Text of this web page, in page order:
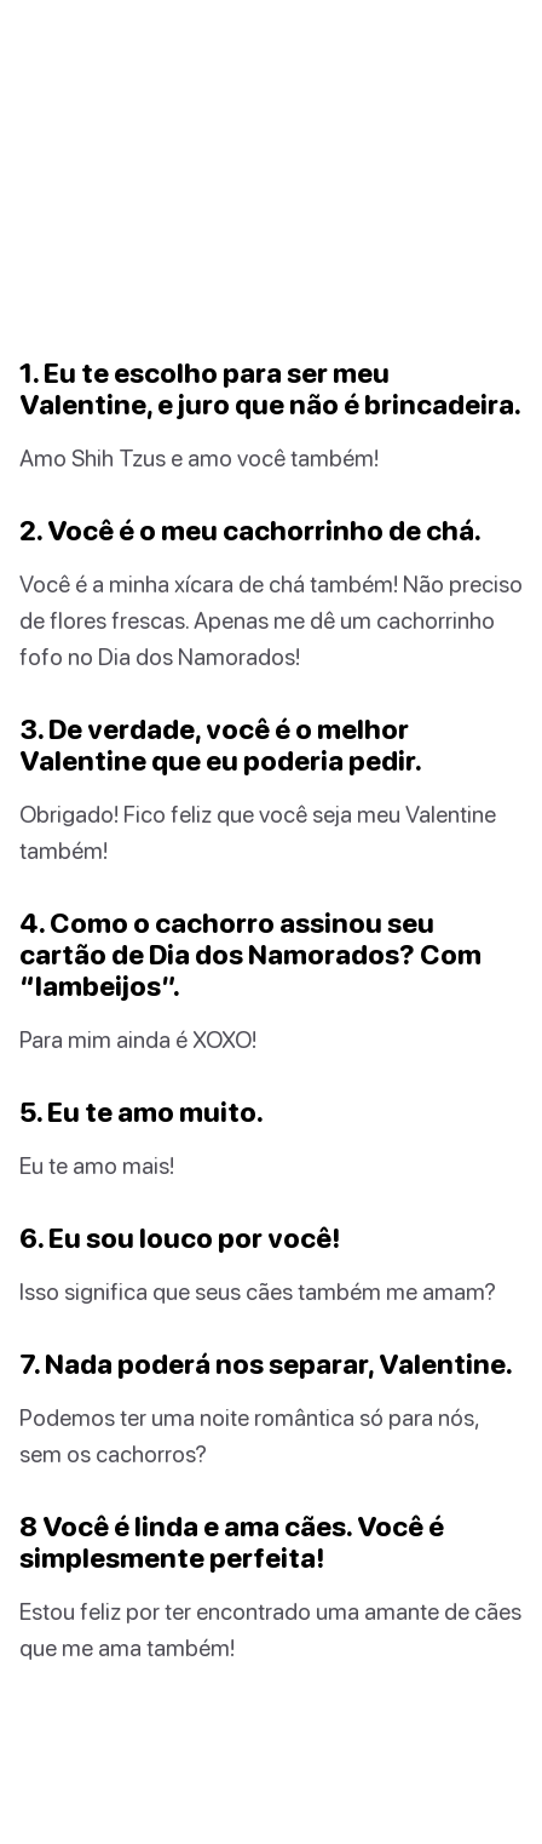
1. Eu te escolho para ser meu
Valentine, e juro que não é brincadeira.
Amo Shih Tzus e amo você também!
2. Você é o meu cachorrinho de chá.
Você é a minha xícara de chá também! Não preciso
de flores frescas. Apenas me dê um cachorrinho
fofo no Dia dos Namorados!
3. De verdade, você é o melhor
Valentine que eu poderia pedir.
Obrigado! Fico feliz que você seja meu Valentine
também!
4. Como o cachorro assinou seu
cartão de Dia dos Namorados? Com
“lambeijos”.
Para mim ainda é XOXO!
5. Eu te amo muito.
Eu te amo mais!
6. Eu sou louco por você!
Isso significa que seus cães também me amam?
7. Nada poderá nos separar, Valentine.
Podemos ter uma noite romântica só para nós,
sem os cachorros?
8 Você é linda e ama cães. Você é
simplesmente perfeita!
Estou feliz por ter encontrado uma amante de cães
que me ama também!